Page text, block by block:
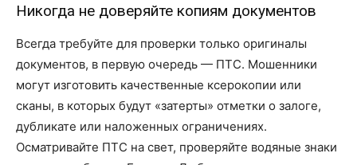
Никогда не доверяйте копиям документов
Всегда требуйте для проверки только оригиналы
документов, в первую очередь — ПТС. Мошенники
могут изготовить качественные ксерокопии или
сканы, в которых будут «затерты» отметки о залоге,
дубликате или наложенных ограничениях.
Осматривайте ПТС на свет, проверяйте водяные знаки